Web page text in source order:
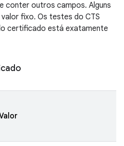
conter outros campos. Alguns
fixo. Os testes do CTS
certificado está exatamente